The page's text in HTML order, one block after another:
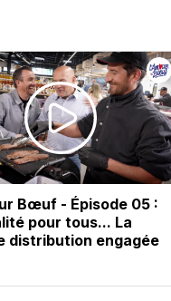
Bœuf - Épisode 05 :
pour tous... La
distribution engagée